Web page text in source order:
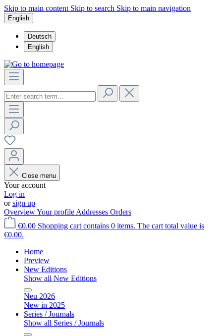
Skip to main content Skip to search Skip to main navigation
English
Deutsch
English
Close menu
Your account
Log in
orsign up
OverviewYour profile Addresses Orders
€0.00 Shopping cart contains 0 items. The cart total value is
€0.00.
Home
Preview
New Editions
Show all New Editions
Neu 2026
New in 2025
Series / Journals
Show all Series / Journals